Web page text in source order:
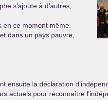
s’ajoute à d’autres,
en ce moment même.
dans un pays pauvre,
la déclaration
actuels pour reconnaître